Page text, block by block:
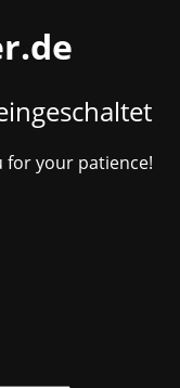
for your patience!